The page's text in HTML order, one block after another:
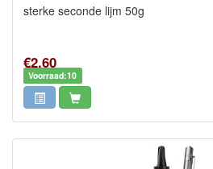
sterke seconde lijm 50g
€2,60
Voorraad:10